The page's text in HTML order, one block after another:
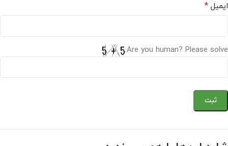
ایمیل *
Are you human? Please solve: